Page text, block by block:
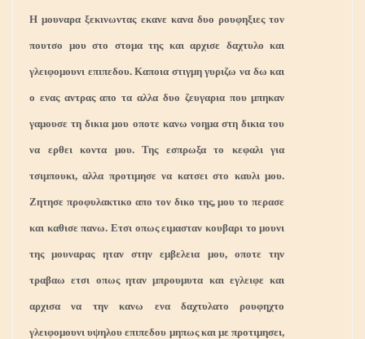
Η μουναρα ξεκινωντας εκανε κανα δυο ρουφηξιες τον
πουτσο μου στο στομα της και αρχισε δαχτυλο και
γλειφομουνι επιπεδου. Καποια στιγμη γυριζω να δω και
ο ενας αντρας απο τα αλλα δυο ζευγαρια που μπηκαν
γαμουσε τη δικια μου οποτε κανω νοημα στη δικια του
να ερθει κοντα μου. Της εσπρωξα το κεφαλι για
τσιμπουκι, αλλα προτιμησε να κατσει στο καυλι μου.
Ζητησε προφυλακτικο απο τον δικο της, μου το περασε
και καθισε πανω. Ετσι οπως ειμασταν κουβαρι το μουνι
της μουναρας ηταν στην εμβελεια μου, οποτε την
τραβαω ετσι οπως ηταν μπρουμυτα και εγλειφε και
αρχισα να την κανω ενα δαχτυλατο ρουφηχτο
γλειφομουνι υψηλου επιπεδου μηπως και με προτιμησει,